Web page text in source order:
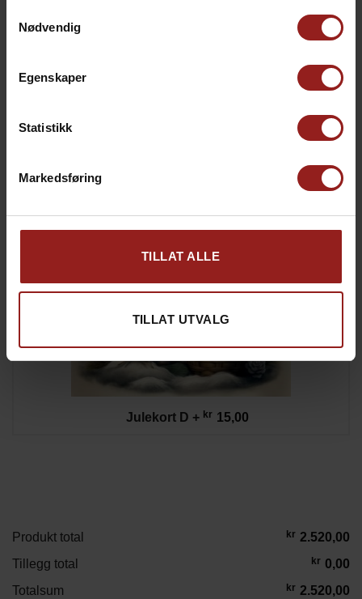
Nødvendig
Egenskaper
Statistikk
Markedsføring
TILLAT ALLE
TILLAT UTVALG
Julekort D + kr 15,00
Produkt total kr 2.520,00
Tillegg total
kr 0,00
Totalsum
kr 2.520,00